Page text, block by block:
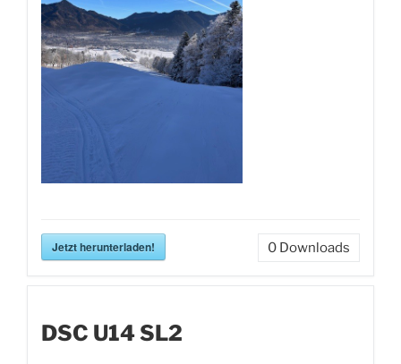
Jetzt herunterladen! 0 Downloads
DSC U14 SL2